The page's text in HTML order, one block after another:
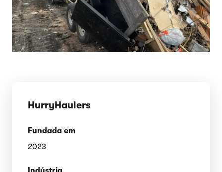
HurryHaulers
Fundada em
2023